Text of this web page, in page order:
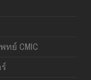
ย์ CMIC